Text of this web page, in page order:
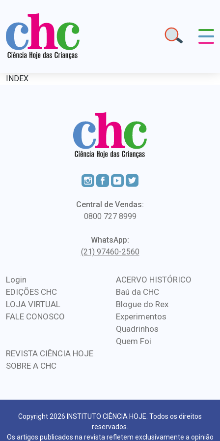
INDEX
Central de Vendas:
0800 727 8999
WhatsApp:
(21) 97460-2560
Login
EDIÇÕES CHC
LOJA VIRTUAL
FALE CONOSCO
ACERVO HISTÓRICO
Baú da CHC
Blogue do Rex
Experimentos
Quadrinhos
Quem Foi
REVISTA CIÊNCIA HOJE
SOBRE A CHC
Copyright 2026 INSTITUTO CIÊNCIA HOJE. Todos os direitos
reservados.
Os artigos publicados na revista refletem exclusivamente a opinião